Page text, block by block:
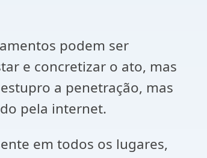
podem ser
e concretizar o ato, mas
a penetração, mas
pela internet.
em todos os lugares,